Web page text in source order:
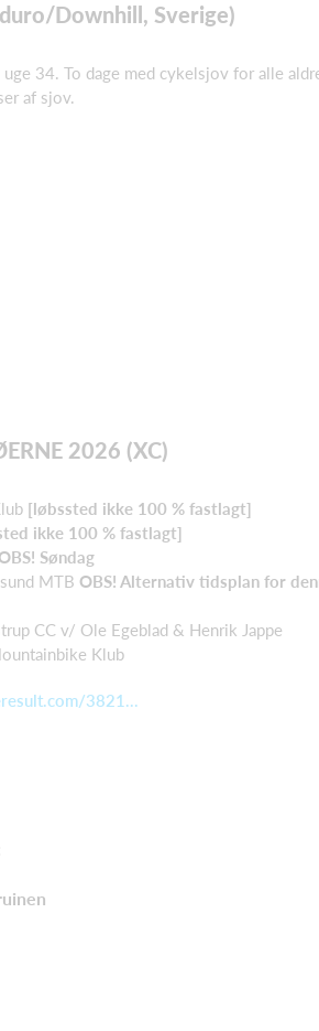
Downhill, Sverige)
34. To dage med cykelsjov for alle
af sjov.
2026 (XC)
[løbssted ikke 100 % fastlagt]
ikke 100 % fastlagt]
Søndag
MTB OBS! Alternativ tidsplan for
CC v/ Ole Egeblad & Henrik Jappe
Klub
3821...